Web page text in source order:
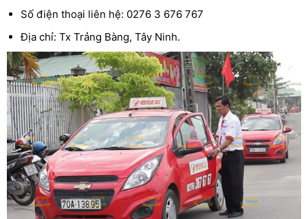
Số điện thoại liên hệ: 0276 3 676 767​
Địa chỉ: Tx Trảng Bàng, Tây Ninh.